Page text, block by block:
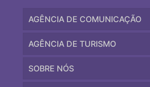
AGÊNCIA DE COMUNICAÇÃO
AGÊNCIA DE TURISMO
SOBRE NÓS